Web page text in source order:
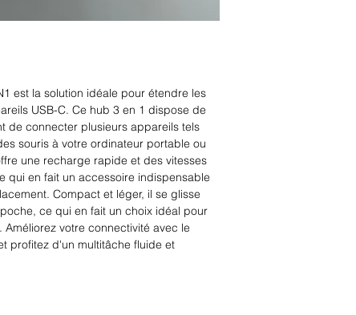
est la solution idéale pour étendre les
USB-C. Ce hub 3 en 1 dispose de
de connecter plusieurs appareils tels
souris à votre ordinateur portable ou
une recharge rapide et des vitesses
qui en fait un accessoire indispensable
Compact et léger, il se glisse
ce qui en fait un choix idéal pour
votre connectivité avec le
profitez d'un multitâche fluide et